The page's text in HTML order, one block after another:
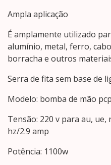
Ampla aplicação
É amplamente utilizado
alumínio, metal, ferro,
borracha e outros
Serra de fita sem base de
Modelo: bomba de mão
Tensão: 220 v para au, ue,
hz/2.9 amp
Potência: 1100w